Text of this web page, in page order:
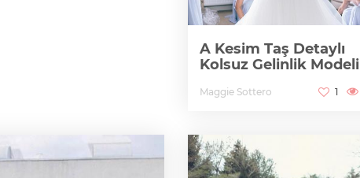
A Kesim Taş Detaylı
Kolsuz Gelinlik Modeli
Maggie Sottero 1